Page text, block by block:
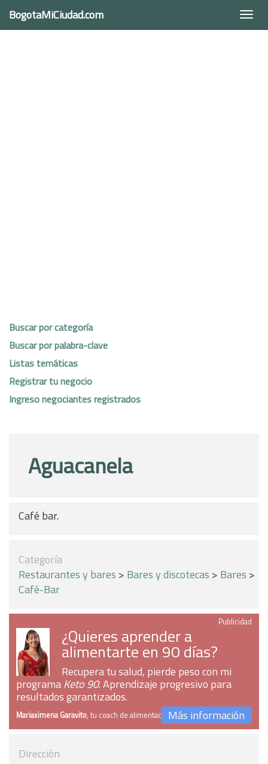
BogotaMiCiudad.com
Buscar por categoría
Buscar por palabra-clave
Listas temáticas
Registrar tu negocio
Ingreso negociantes registrados
Aguacanela
Café bar.
Categoría
Restaurantes y bares > Bares y discotecas > Bares >
Café-Bar
Publicidad
¿Quieres aprender a
alimentarte en 90 días?
Recupera tu salud, pierde peso con mi
programaKeto 90. Aprendizaje progresivo para
resultados garantizados.
Mariaximena Garavito, tu coach de alimentaciónMás información
Dirección